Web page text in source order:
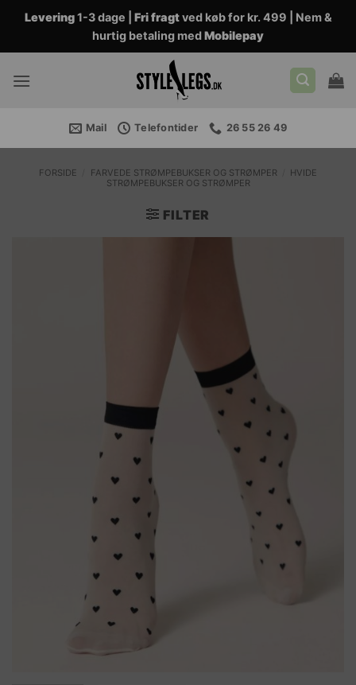
Fortsæt
indhold
Levering1-3 dage | Fri fragtved køb for kr. 499 | Nem &
hurtig betaling medMobilepay
Mail Telefontider 26 55 26 49
FORSIDE FARVEDE STRØMPEBUKSER OG STRØMPER
HVIDE
STRØMPEBUKSER OG STRØMPER
FILTER